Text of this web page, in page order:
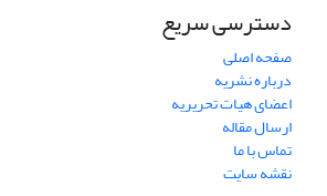
دسترسی سریع
صفحه اصلی
درباره نشریه
اعضای هیات تحریریه
ارسال مقاله
تماس با ما
نقشه سایت